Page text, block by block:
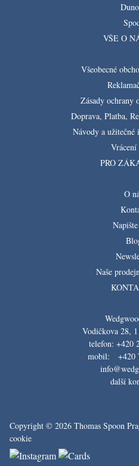
VŠE O
Všeobecné
Zásady ochrany
Doprava, Platba,
Návody a užitečné
Vrácení
PRO
O
Naše
Vodičkova 28,
telefon: +420
mobil: +420
další
Copyright © 2026 Thomas Spoon
cookie